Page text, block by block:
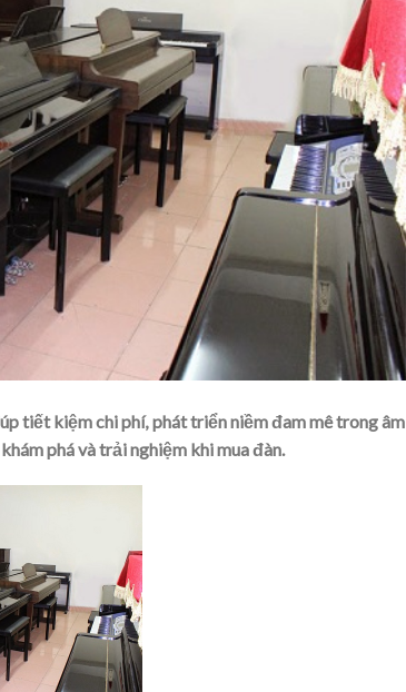
tiết kiệm chi phí, phát triển niềm đam mê trong âm
phá và trải nghiệm khi mua đàn.